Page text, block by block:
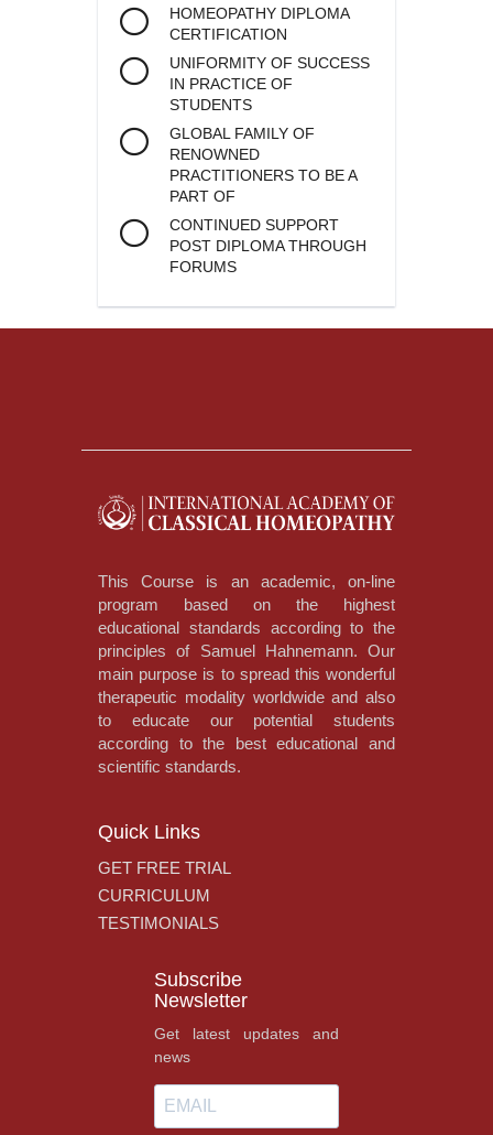
HOMEOPATHY DIPLOMA
CERTIFICATION
UNIFORMITY OF SUCCESS
IN PRACTICE OF
STUDENTS
GLOBAL FAMILY OF
RENOWNED
PRACTITIONERS TO BE A
PART OF
CONTINUED SUPPORT
POST DIPLOMA THROUGH
FORUMS
This Course is an academic, on-line
program based on the highest
educational standards according to the
principles of Samuel Hahnemann. Our
main purpose is to spread this wonderful
therapeutic modality worldwide and also
to educate our potential students
according to the best educational and
scientific standards.
Quick Links
GET FREE TRIAL
CURRICULUM
TESTIMONIALS
Subscribe
Newsletter
Get latest updates and
news